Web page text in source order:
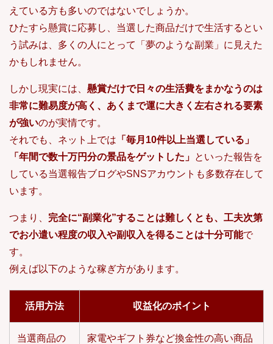
えている方も多いのではないでしょうか。
ひたすら懸賞に応募し、当選した商品だけで生活するとい
う試みは、多くの人にとって「夢のような副業」に見えた
かもしれません。
しかし現実には、 懸賞だけで日々の生活費をまかなうのは
非常に難易度が高く、あくまで運に大きく左右される要素
が強いのが実情です。
それでも、ネット上では 「毎月10件以上当選している」
「年間で数十万円分の景品をゲットした」 といった報告を
している当選報告ブログやSNSアカウントも多数存在して
います。
つまり、 完全に“副業化”することは難しくとも、工夫次第
でお小遣い程度の収入や副収入を得ることは十分可能で
す。
例えば以下のような稼ぎ方があります。
活用方法 収益化のポイント
当選商品の
家電やギフト券など換金性の高い商品